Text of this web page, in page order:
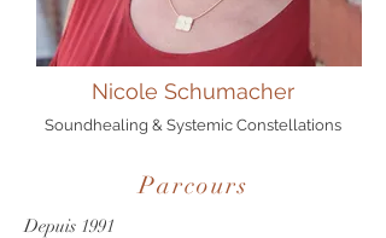
Nicole Schumacher
Soundhealing & Systemic Constellations
Parcours
Depuis 1991